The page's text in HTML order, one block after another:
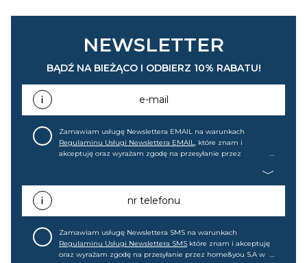
NEWSLETTER
BĄDŹ NA BIEŻĄCO I ODBIERZ 10% RABATU!
e-mail
Zamawiam usługę Newslettera EMAIL na warunkach
Regulaminu Usługi Newslettera EMAIL, które znam i
akceptuję oraz wyrażam zgodę na przesyłanie przez
promocjach, wyprzedażach). Wiem, że mogę tę zgodę w
każdej chwili cofnąć.nr telefonu
Zamawiam usługę Newslettera SMS na warunkach
Regulaminu Usługi Newslettera SMS które znam i akceptuję
oraz wyrażam zgodę na przesyłanie przez home&you S.A w